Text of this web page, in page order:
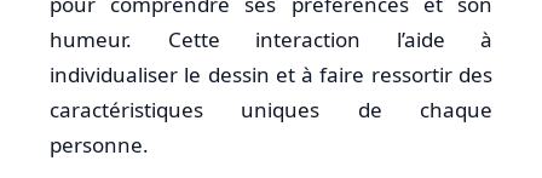
humeur. Cette interaction l’aide à
individualiser le dessin et à faire ressortir des
caractéristiques uniques de chaque
personne.